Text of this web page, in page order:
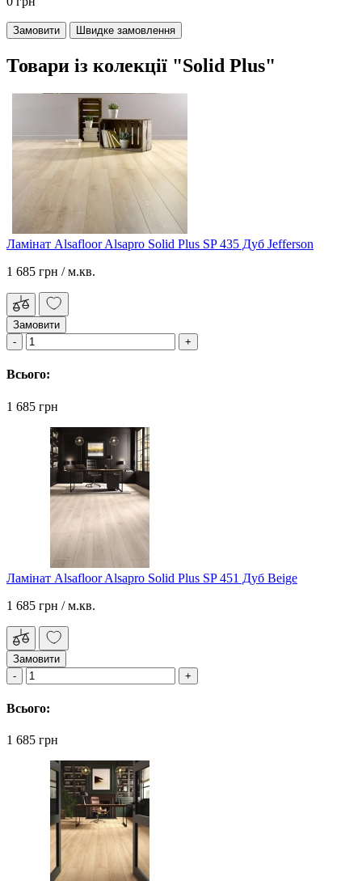
Замовити Швидке замовлення
Товари із колекції "Solid Plus"
Ламінат Alsafloor Alsapro Solid Plus SP 435 Дуб Jefferson
1 685 грн / м.кв.
Замовити
Всього:
1 685 грн
Ламінат Alsafloor Alsapro Solid Plus SP 451 Дуб Beige
1 685 грн / м.кв.
Замовити
Всього:
1 685 грн